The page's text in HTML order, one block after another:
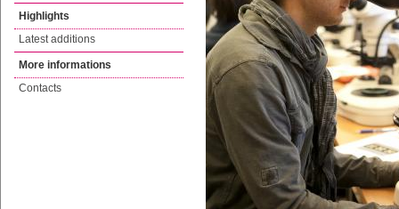
Highlights
Latest additions
More informations
Contacts